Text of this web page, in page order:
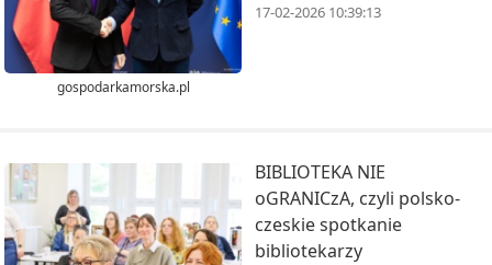
gospodarkamorska.pl
17-02-2026 10:39:13
BIBLIOTEKA NIE
oGRANICzA, czyli polsko-
czeskie spotkanie
bibliotekarzy